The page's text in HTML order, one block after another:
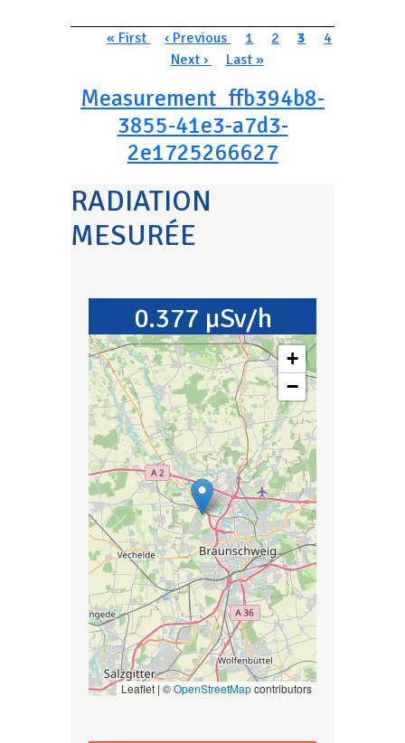
Pagination
Première page
« First Page précédente
‹ Previous Page
1 Page
2 Page courante
3 Page
4
Page suivante
Next › Dernière page
Last »
Measurement_ffb394b8-
3855-41e3-a7d3-
2e1725266627
RADIATION
MESURÉE
0.377 µSv/h
+
−
Leaflet | ©OpenStreetMapcontributors